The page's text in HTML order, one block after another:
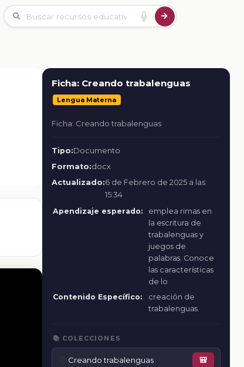
Ficha: Creando trabalenguas
Lengua Materna
Ficha: Creando trabalenguas
Tipo:Documento
Formato:docx
Actualizado:6 de Febrero de 2025 a las
15:34
Apendizaje esperado:
emplea rimas en
la escritura de
trabalenguas y
juegos de
palabras. Conoce
las características
de lo
Contenido Específico:
creación de
trabalenguas.
📚 COLECCIONES
Creando trabalenguas 🎒